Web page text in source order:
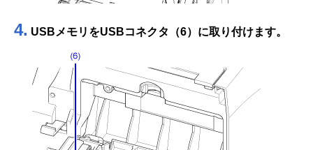
4. USBメモリをUSBコネクタ（6）に取り付けます。